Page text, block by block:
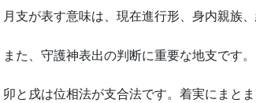
月支が表す意味は、現在進行形、身内親族
また、守護神表出の判断に重要な地支です。
卯と戌は位相法が支合法です。着実にまとま